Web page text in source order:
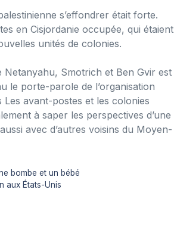
s’effondrer était forte.
en Cisjordanie occupée, qui étaient
unités de colonies.
Smotrich et Ben Gvir est
le porte-parole de l’organisation
avant-postes et les colonies
à saper les perspectives d’une
avec d’autres voisins du Moyen-
bombe et un bébé
aux États-Unis